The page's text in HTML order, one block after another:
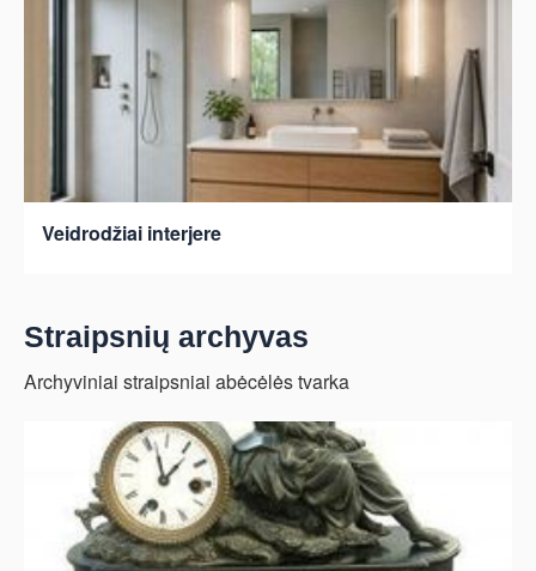
Veidrodžiai interjere
Straipsnių archyvas
Archyviniai straipsniai abėcėlės tvarka